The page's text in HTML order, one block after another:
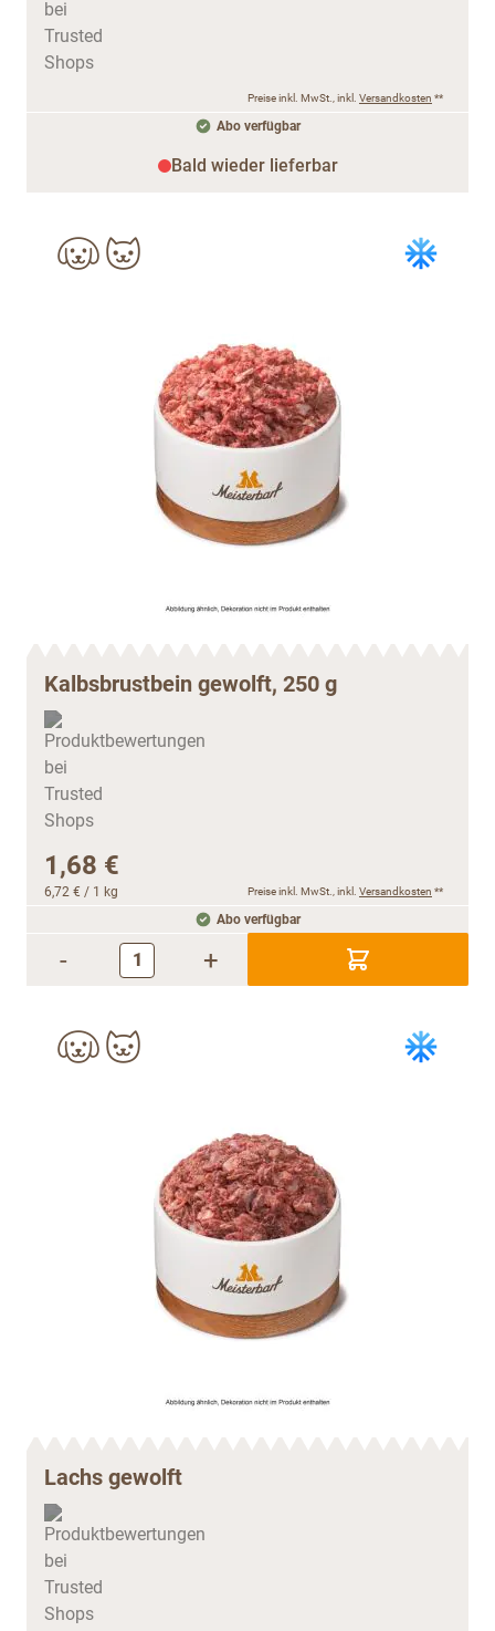
Preise inkl. MwSt., inkl. Versandkosten **
Abo verfügbar
Bald wieder lieferbar
Kalbsbrustbein gewolft, 250 g
1,68 €
6,72 € / 1 kg Preise inkl. MwSt., inkl. Versandkosten **
Abo verfügbar
- +
Lachs gewolft